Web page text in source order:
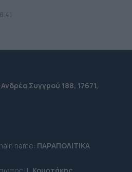
Συγγρού 188, 17671,
name: ΠΑΡΑΠΟΛΙΤΙΚΑ